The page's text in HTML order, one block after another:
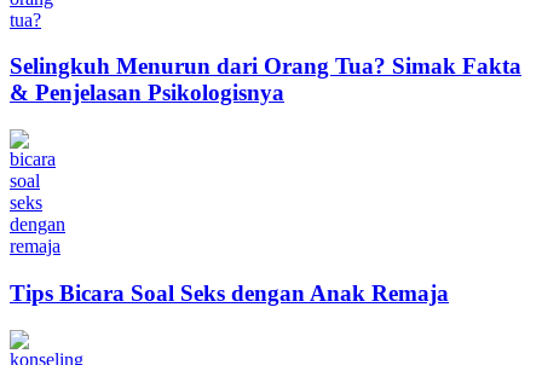
Selingkuh Menurun dari Orang Tua? Simak Fakta
& Penjelasan Psikologisnya
Tips Bicara Soal Seks dengan Anak Remaja